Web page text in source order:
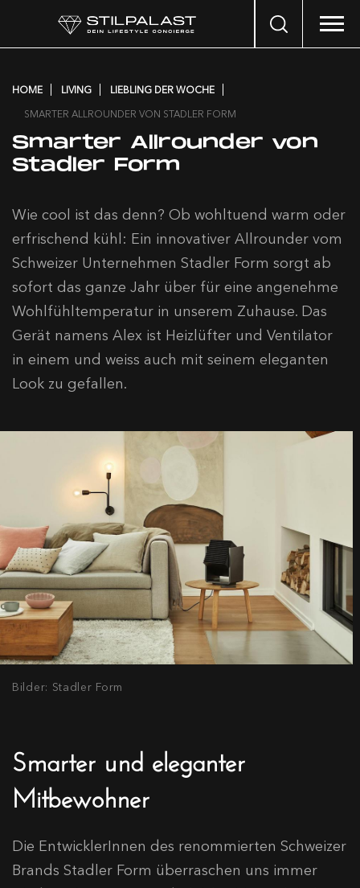
Search
HOME LIVING
LIEBLING DER WOCHE
SMARTER ALLROUNDER VON STADLER FORM
Smarter Allrounder von
Stadler Form
Wie cool ist das denn? Ob wohltuend warm oder
erfrischend kühl: Ein innovativer Allrounder vom
Schweizer Unternehmen Stadler Form sorgt ab
sofort das ganze Jahr über für eine angenehme
Wohlfühltemperatur in unserem Zuhause. Das
Gerät namens Alex ist Heizlüfter und Ventilator
in einem und weiss auch mit seinem eleganten
Look zu gefallen.
Bilder: Stadler Form
Smarter und eleganter
Mitbewohner
Die EntwicklerInnen des renommierten Schweizer
Brands Stadler Form überraschen uns immer